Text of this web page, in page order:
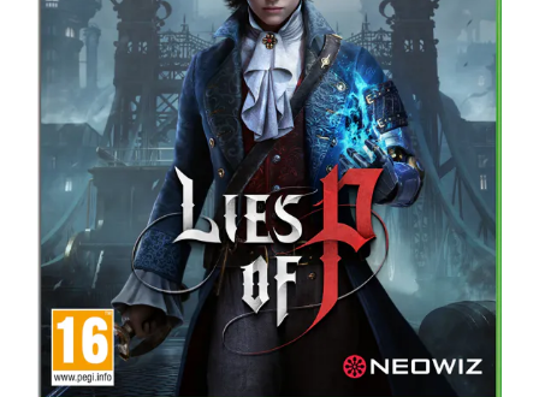
Xbox
Used
Accessoires
Board Games
Cadeaubon
Inkoop